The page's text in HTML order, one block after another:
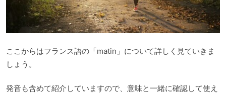
ここからはフランス語の「matin」について詳しく見ていきま
しょう。
発音も含めて紹介していますので、意味と一緒に確認して使え